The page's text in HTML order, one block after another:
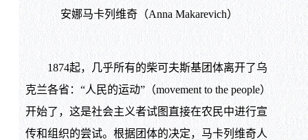
安娜马卡列维奇（Anna Makarevich）
1874起，几乎所有的柴可夫斯基团体离开了乌
克兰各省：“人民的运动”（movement to the people）
开始了，这是社会主义者试图直接在农民中进行宣
传和组织的尝试。根据团体的决定，马卡列维奇人